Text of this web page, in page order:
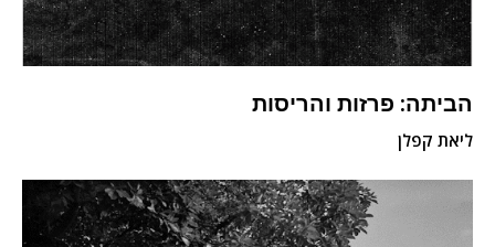
הביתה: פרזות והריסות
ליאת קפלן